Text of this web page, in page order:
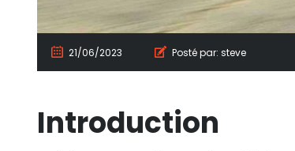
21/06/2023 Posté par: steve
Introduction